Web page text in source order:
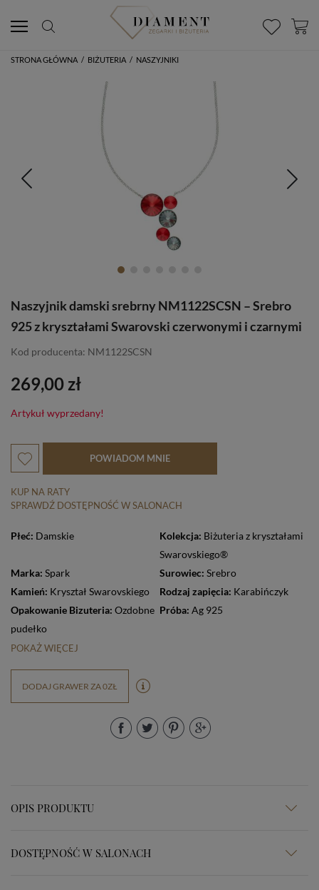
STRONA GŁÓWNA / BIŻUTERIA / NASZYJNIKI
Naszyjnik damski srebrny NM1122SCSN – Srebro
925 z kryształami Swarovski czerwonymi i czarnymi
Kod producenta: NM1122SCSN
269,00 zł
Artykuł wyprzedany!
POWIADOM MNIE
KUP NA RATY
SPRAWDŹ DOSTĘPNOŚĆ W SALONACH
Płeć: Damskie Kolekcja: Biżuteria z kryształami
Swarovskiego®
Marka: Spark Surowiec: Srebro
Kamień: Kryształ Swarovskiego Rodzaj zapięcia: Karabińczyk
Opakowanie Bizuteria: Ozdobne
pudełko
Próba: Ag 925
POKAŻ WIĘCEJ
DODAJ GRAWER ZA 0ZŁ
OPIS PRODUKTU
DOSTĘPNOŚĆ W SALONACH